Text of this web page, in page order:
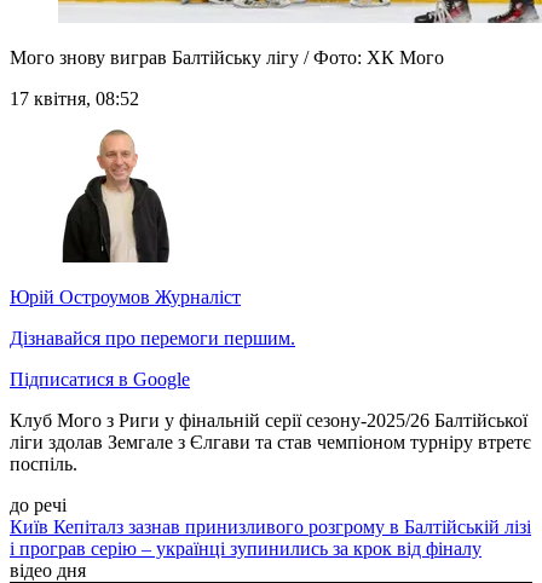
Мого знову виграв Балтійську лігу / Фото: ХК Мого
17 квітня, 08:52
Юрій Остроумов Журналіст
Дізнавайся про перемоги першим.
Підписатися в Google
Клуб Мого з Риги у фінальній серії сезону-2025/26 Балтійської
ліги здолав Земгале з Єлгави та став чемпіоном турніру втретє
поспіль.
до речі
Київ Кепіталз зазнав принизливого розгрому в Балтійській лізі
і програв серію – українці зупинились за крок від фіналу
відео дня